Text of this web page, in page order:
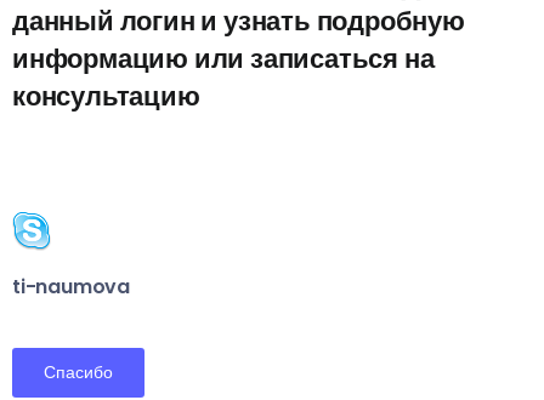
данный логин и узнать подробную
информацию или записаться на
консультацию
ti-naumova
Спасибо